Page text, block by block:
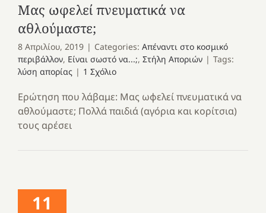
Μας ωφελεί πνευματικά να
αθλούμαστε;
8 Απριλίου, 2019 | Categories: Απέναντι στο κοσμικό
περιβάλλον, Είναι σωστό να...;, Στήλη Αποριών | Tags:
λύση απορίας | 1 Σχόλιο
Ερώτηση που λάβαμε: Μας ωφελεί πνευματικά να
αθλούμαστε; Πολλά παιδιά (αγόρια και κορίτσια)
τους αρέσει
11